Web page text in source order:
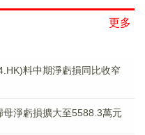
更多
料中期淨虧損同比收窄
淨虧損擴大至5588.3萬元